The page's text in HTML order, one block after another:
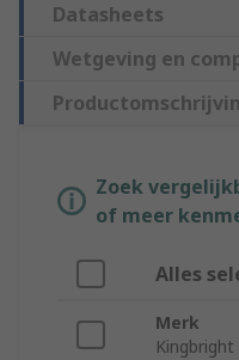
Datasheets
Wetgeving en
Zoek
of meer
Alles
Merk
Kingbright